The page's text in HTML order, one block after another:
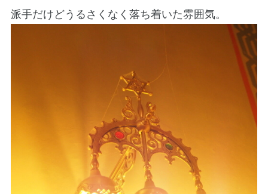
派手だけどうるさくなく落ち着いた雰囲気。